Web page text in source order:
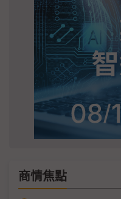
商情焦點